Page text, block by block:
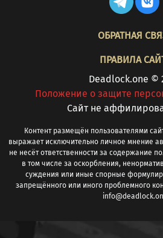
ОБРАТНАЯ
ПРАВИЛА
Deadlock.one ©
Положение о защите
Cайт не
Контент размещён пользователями
выражает исключительно личное мнение
не несёт ответственности за содержание
в том числе за оскорбления,
суждения или иные спорные
запрещённого или иного проблемного